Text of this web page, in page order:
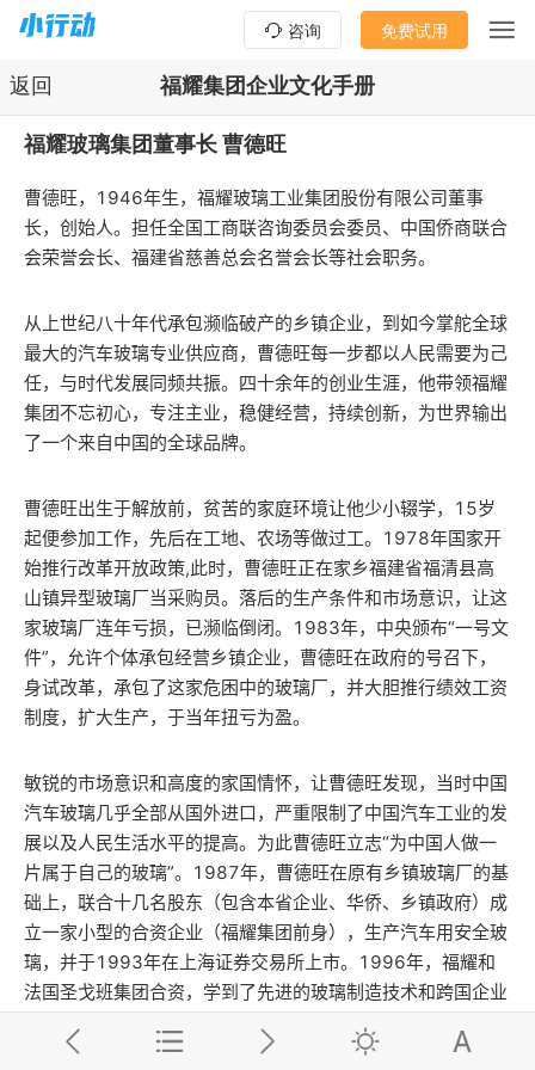
咨询 免费试用
返回 福耀集团企业文化手册
福耀玻璃集团董事长 曹德旺
曹德旺，1946年生，福耀玻璃工业集团股份有限公司董事
长，创始人。担任全国工商联咨询委员会委员、中国侨商联合
会荣誉会长、福建省慈善总会名誉会长等社会职务。
从上世纪八十年代承包濒临破产的乡镇企业，到如今掌舵全球
最大的汽车玻璃专业供应商，曹德旺每一步都以人民需要为己
任，与时代发展同频共振。四十余年的创业生涯，他带领福耀
集团不忘初心，专注主业，稳健经营，持续创新，为世界输出
了一个来自中国的全球品牌。
曹德旺出生于解放前，贫苦的家庭环境让他少小辍学，15岁
起便参加工作，先后在工地、农场等做过工。1978年国家开
始推行改革开放政策,此时，曹德旺正在家乡福建省福清县高
山镇异型玻璃厂当采购员。落后的生产条件和市场意识，让这
家玻璃厂连年亏损，已濒临倒闭。1983年，中央颁布“一号文
件”，允许个体承包经营乡镇企业，曹德旺在政府的号召下，
身试改革，承包了这家危困中的玻璃厂，并大胆推行绩效工资
制度，扩大生产，于当年扭亏为盈。
敏锐的市场意识和高度的家国情怀，让曹德旺发现，当时中国
汽车玻璃几乎全部从国外进口，严重限制了中国汽车工业的发
展以及人民生活水平的提高。为此曹德旺立志“为中国人做一
片属于自己的玻璃”。1987年，曹德旺在原有乡镇玻璃厂的基
础上，联合十几名股东（包含本省企业、华侨、乡镇政府）成
立一家小型的合资企业（福耀集团前身），生产汽车用安全玻
璃，并于1993年在上海证券交易所上市。1996年，福耀和
法国圣戈班集团合资，学到了先进的玻璃制造技术和跨国企业
管理经验。三年后，圣戈班因对中国文化和市场判断退出中
国，同时也全部退出福耀。